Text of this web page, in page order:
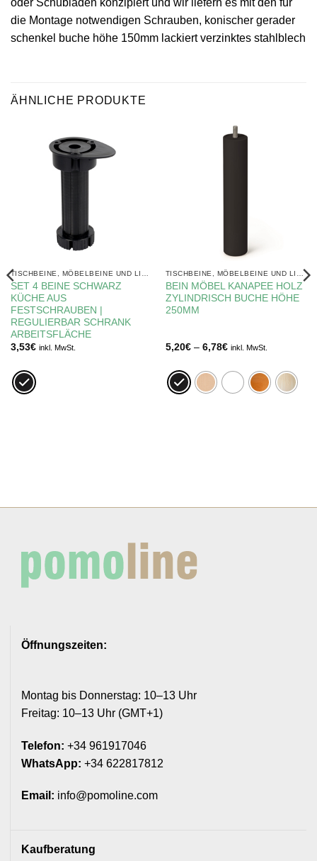
die Montage notwendigen Schrauben, konischer gerader
schenkel buche höhe 150mm lackiert verzinktes stahlblech
ÄHNLICHE PRODUKTE
TISCHBEINE, MÖBELBEINE UND LIFTE
SET 4 BEINE SCHWARZ
KÜCHE AUS
FESTSCHRAUBEN |
REGULIERBAR SCHRANK
ARBEITSFLÄCHE
3,53€ inkl. MwSt.
TISCHBEINE, MÖBELBEINE UND LIFTE
BEIN MÖBEL KANAPEE HOLZ
ZYLINDRISCH BUCHE HÖHE
250MM
5,20€ – 6,78€Preisspanne:
6,78€
inkl. MwSt.
Öffnungszeiten:
Montag bis Donnerstag: 10–13 Uhr
Freitag: 10–13 Uhr (GMT+1)
Telefon: +34 961917046
WhatsApp: +34 622817812
Email: info@pomoline.com
Kaufberatung